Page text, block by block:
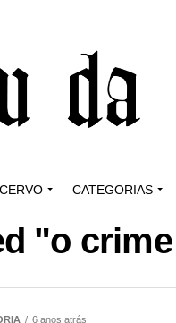
CATEGORIAS
"o
6 anos atrás